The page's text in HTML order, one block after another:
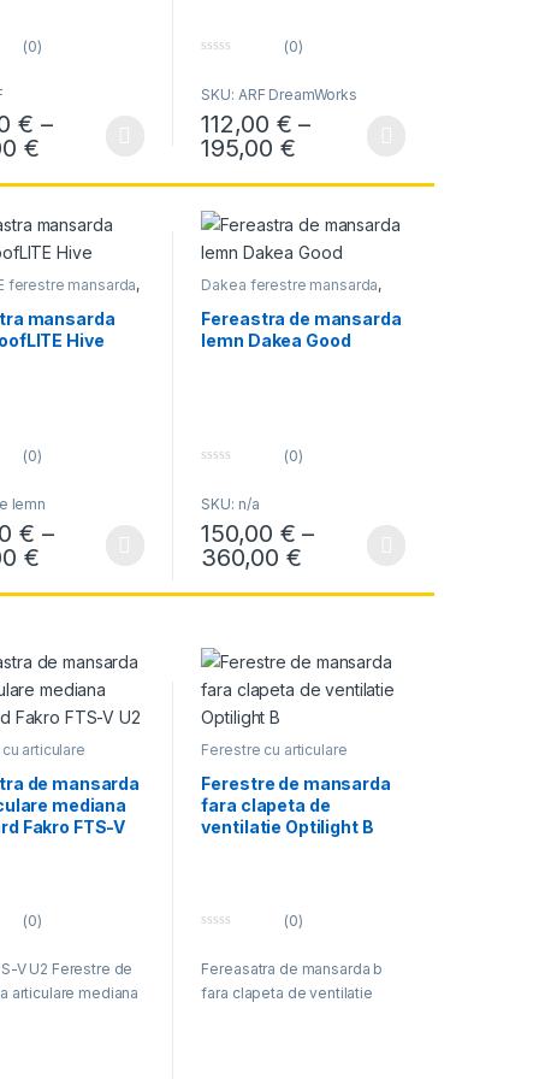
€ până la 219,00 €
pot fi alese în pagina produsului.
(0)
€ –
€Interval de prețuri: 109,00 € până la 258,00
are mai multe variații. Opțiunile pot fi alese în pagina produsului.
u
o
f
5
(0)
SKU: ARF DreamWorks
112,00 € –
195,00 €Interval de prețuri:
Acest produs are mai multe variații.
€
€ până la 207,00 €
pot fi alese în pagina produsului.
ferestre mansarda,
mansarda
Hive
(0)
lemn
€ –
€Interval de prețuri: 136,00 € până la 262,00
are mai multe variații. Opțiunile pot fi alese în pagina produsului.
Dakea ferestre mansarda,
mediana
Fereastra de mansarda
lemn Dakea Good
u
o
f
5
(0)
SKU: n/a
150,00 € –
360,00 €Interval de prețuri:
Acest produs are mai multe variații.
€ până la 390,00 €
pot fi alese în pagina produsului.
articulare
de mansarda
mediana
Fakro FTS-V
(0)
V U2 Ferestre de
articulare mediana
Ferestre cu articulare
ferestre mansarda
Ferestre de mansarda
fara clapeta de
ventilatie Optilight B
u
o
(0)
Fereasatra de mansarda b
fara clapeta de ventilatie